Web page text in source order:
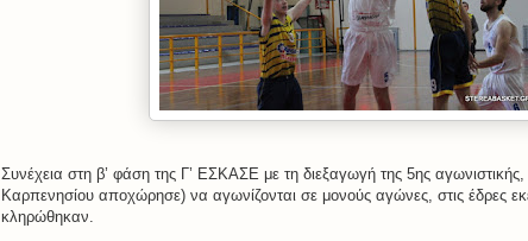
Συνέχεια στη β’ φάση της Γ’ ΕΣΚΑΣΕ με τη διεξαγωγή της 5ης
Καρπενησίου αποχώρησε) να αγωνίζονται σε μονούς αγώνες, στις έδρες
κληρώθηκαν.